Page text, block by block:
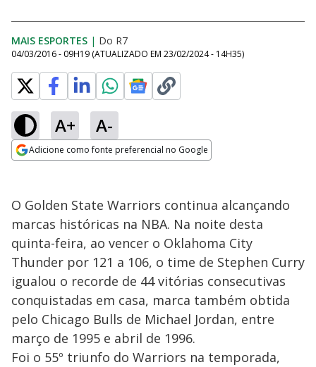
MAIS ESPORTES | Do R7
04/03/2016 - 09H19 (ATUALIZADO EM 23/02/2024 - 14H35)
A+ A-
Adicione como fonte preferencial no Google
O Golden State Warriors continua alcançando
marcas históricas na NBA. Na noite desta
quinta-feira, ao vencer o Oklahoma City
Thunder por 121 a 106, o time de Stephen Curry
igualou o recorde de 44 vitórias consecutivas
conquistadas em casa, marca também obtida
pelo Chicago Bulls de Michael Jordan, entre
março de 1995 e abril de 1996.
Foi o 55º triunfo do Warriors na temporada,